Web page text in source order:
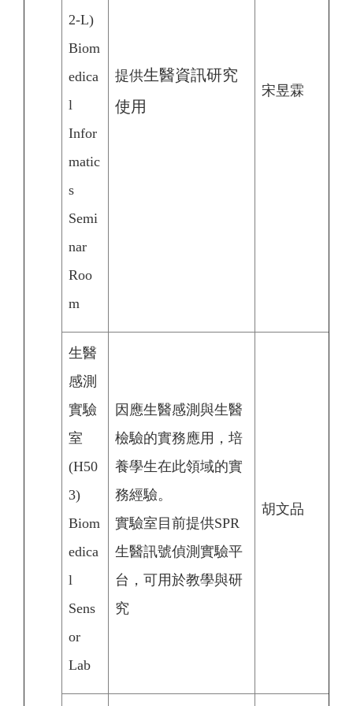
2-L)
Biom
edica
l
Infor
matic
s
Semi
nar
Roo
m
提供生醫資訊研究
使用
宋昱霖
生醫
感測
實驗
室
(H50
3)
Biom
edica
l
Sens
or
Lab
因應生醫感測與生醫
檢驗的實務應用，培
養學生在此領域的實
務經驗。
實驗室目前提供SPR
生醫訊號偵測實驗平
台，可用於教學與研
究
胡文品